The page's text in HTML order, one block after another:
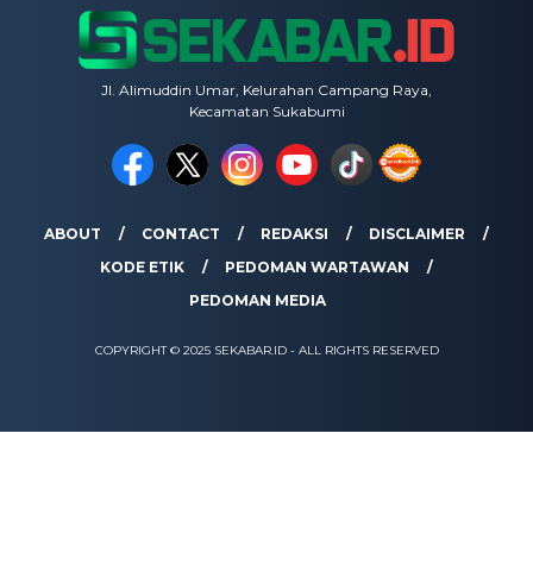
Jl. Alimuddin Umar, Kelurahan Campang Raya,
Kecamatan Sukabumi
ABOUT CONTACT REDAKSI
DISCLAIMER
KODE ETIK
PEDOMAN WARTAWAN
PEDOMAN MEDIA
COPYRIGHT © 2025 SEKABAR.ID - ALL RIGHTS RESERVED